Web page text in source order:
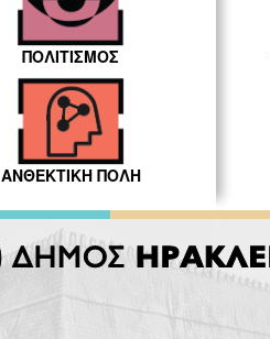
ΠΟΛΙΤΙΣΜΟΣ
ΑΝΘΕΚΤΙΚΗ ΠΟΛΗ